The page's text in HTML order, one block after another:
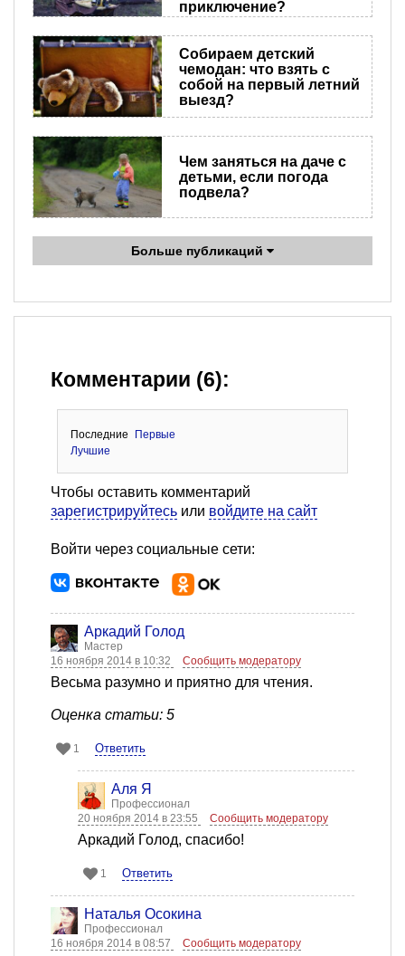
приключение?
Собираем детский
чемодан: что взять с
собой на первый летний
выезд?
Чем заняться на даче с
детьми, если погода
подвела?
Больше публикаций
Комментарии (6):
Последние
Первые
Лучшие
Чтобы оставить комментарий
зарегистрируйтесь или войдите на сайт
Войти через социальные сети:
Аркадий Голод
Мастер
16 ноября 2014 в 10:32
Сообщить модератору
Весьма разумно и приятно для чтения.
Оценка статьи: 5
1 Ответить
Аля Я
Профессионал
20 ноября 2014 в 23:55
Сообщить модератору
Аркадий Голод, спасибо!
1 Ответить
Наталья Осокина
Профессионал
16 ноября 2014 в 08:57
Сообщить модератору